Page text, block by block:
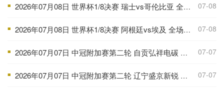
■ 2026年07月08日 世界杯1/8决赛 瑞士vs哥伦比亚 全场录像 07-08
■ 2026年07月08日 世界杯1/8决赛 阿根廷vs埃及 全场录像 07-08
■ 2026年07月07日 中冠附加赛第二轮 自贡弘祥电碳 VS 大连聚惺晟恒 全场录像 07-07
■ 2026年07月07日 中冠附加赛第二轮 辽宁盛京新锐 VS 上海泽天 全场录像 07-07